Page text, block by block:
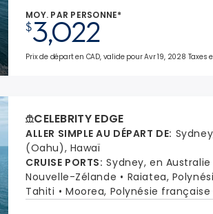
MOY. PAR PERSONNE*
$3,022
Prix de départ en CAD, valide pour Avr 19, 2028 Taxes
CELEBRITY EDGE
ALLER SIMPLE AU DÉPART DE:
(Oahu), Hawaï
CRUISE PORTS: Sydney, en Australie
Nouvelle-Zélande
Raiatea,
Tahiti
Moorea, Polynésie française